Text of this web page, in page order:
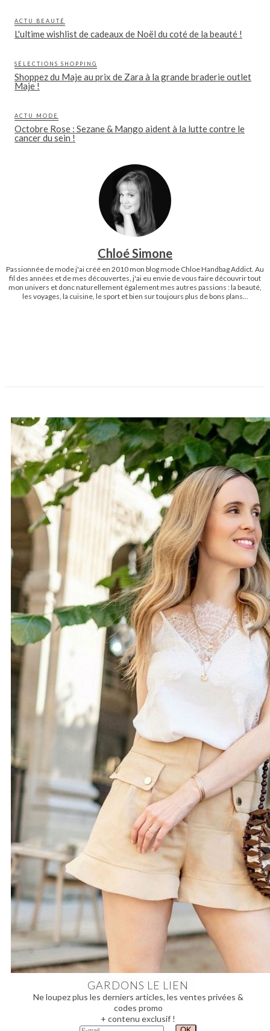
ACTU BEAUTÉ
L'ultime wishlist de cadeaux de Noël du coté de la beauté !
SÉLECTIONS SHOPPING
Shoppez du Maje au prix de Zara à la grande braderie outlet
Maje !
ACTU MODE
Octobre Rose : Sezane & Mango aident à la lutte contre le
cancer du sein !
Chloé Simone
Passionnée de mode j'ai créé en 2010 mon blog mode Chloe Handbag Addict. Au
fil des années et de mes découvertes, j'ai eu envie de vous faire découvrir tout
mon univers et donc naturellement également mes autres passions : la beauté,
les voyages, la cuisine, le sport et bien sur toujours plus de bons plans...
GARDONS LE LIEN
Ne loupez plus les derniers articles, les ventes privées &
codes promo
+ contenu exclusif !